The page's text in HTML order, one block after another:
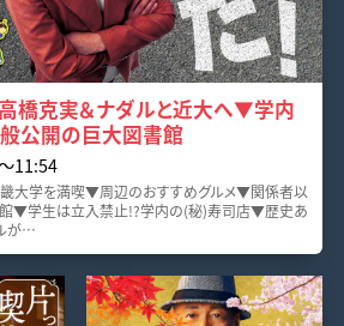
橋克実＆ナダルと近大へ▼学内
公開の巨大図書館
11:54
畿大学を満喫▼周辺のおすすめグルメ▼関係者以
▼学生は立入禁止!?学内の(秘)寿司店▼歴史あ
が…